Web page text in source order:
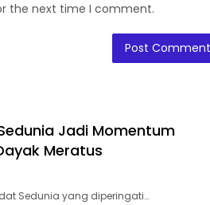
the next time I comment.
Jadi Momentum
Meratus
Sedunia yang diperingati…